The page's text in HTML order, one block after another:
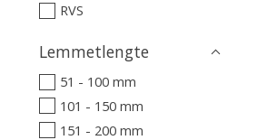
RVS
Lemmetlengte
51 - 100 mm
101 - 150 mm
151 - 200 mm